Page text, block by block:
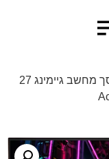
/ מסך מחשב גיימינג 27